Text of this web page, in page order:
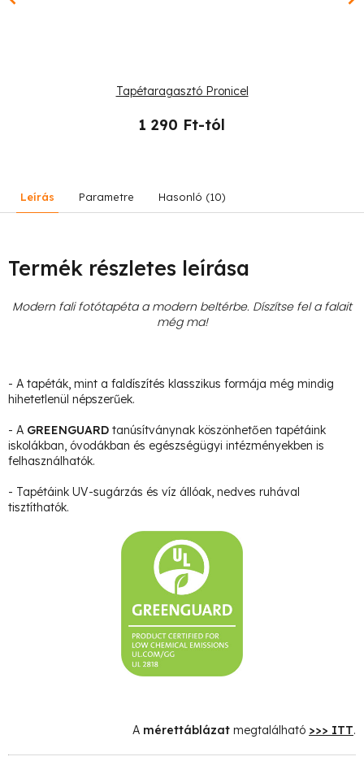
Tapétaragasztó Pronicel
1 290 Ft-tól
Leírás Parametre Hasonló (10)
Termék részletes leírása
Modern fali fotótapéta a modern beltérbe. Díszítse fel a falait
még ma!
- A tapéták, mint a faldíszítés klasszikus formája még mindig
hihetetlenül népszerűek.
- A GREENGUARD tanúsítványnak köszönhetően tapétáink
iskolákban, óvodákban és egészségügyi intézményekben is
felhasználhatók.
- Tapétáink UV-sugárzás és víz állóak, nedves ruhával
tisztíthatók.
A mérettáblázat megtalálható >>> ITT.